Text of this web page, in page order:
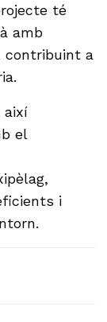
té
amb
contribuint a
així
el
i